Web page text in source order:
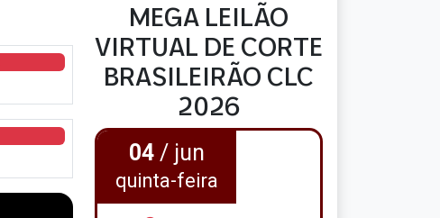
MEGA LEILÃO
VIRTUAL DE CORTE
BRASILEIRÃO CLC
2026
04 / jun
quinta-feira